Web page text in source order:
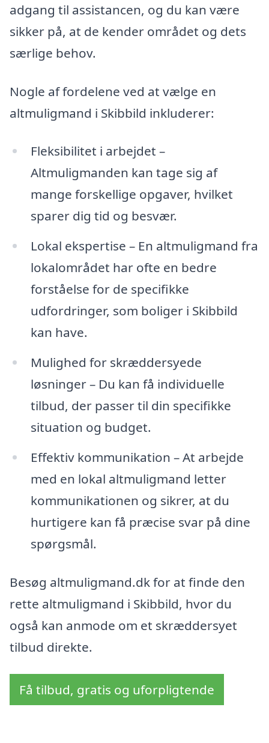
adgang til assistancen, og du kan være
sikker på, at de kender området og dets
særlige behov.
Nogle af fordelene ved at vælge en
altmuligmand i Skibbild inkluderer:
Fleksibilitet i arbejdet –
Altmuligmanden kan tage sig af
mange forskellige opgaver, hvilket
sparer dig tid og besvær.
Lokal ekspertise – En altmuligmand fra
lokalområdet har ofte en bedre
forståelse for de specifikke
udfordringer, som boliger i Skibbild
kan have.
Mulighed for skræddersyede
løsninger – Du kan få individuelle
tilbud, der passer til din specifikke
situation og budget.
Effektiv kommunikation – At arbejde
med en lokal altmuligmand letter
kommunikationen og sikrer, at du
hurtigere kan få præcise svar på dine
spørgsmål.
Besøg altmuligmand.dk for at finde den
rette altmuligmand i Skibbild, hvor du
også kan anmode om et skræddersyet
tilbud direkte.
Få tilbud, gratis og uforpligtende